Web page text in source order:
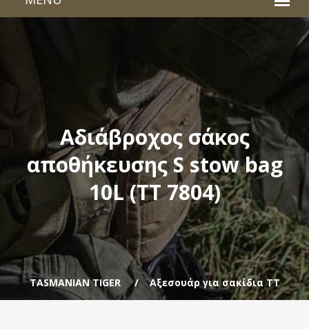
Αδιάβροχος σάκος
αποθήκευσης S stow bag
10L (TT 7804)
TASMANIAN TIGER Αξεσουάρ για σακίδια ΤΤ